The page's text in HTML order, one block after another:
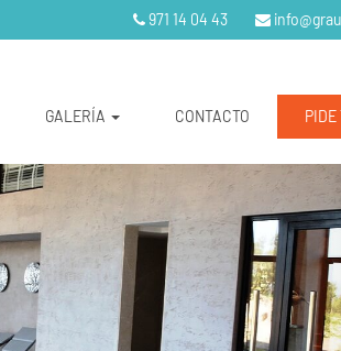
971 14 04 43
GALERÍA CONTACTO PIDE